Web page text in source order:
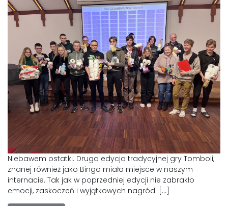
Niebawem ostatki. Druga edycja tradycyjnej gry Tomboli,
znanej również jako Bingo miała miejsce w naszym
internacie. Tak jak w poprzedniej edycji nie zabrakło
emocji, zaskoczeń i wyjątkowych nagród. […]